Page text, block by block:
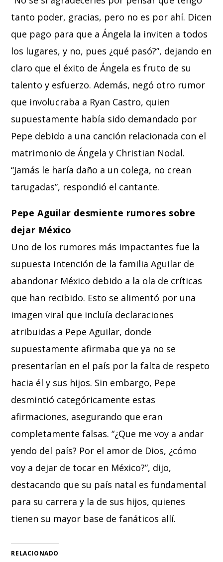
tanto poder, gracias, pero no es por ahí. Dicen
que pago para que a Ángela la inviten a todos
los lugares, y no, pues ¿qué pasó?”, dejando en
claro que el éxito de Ángela es fruto de su
talento y esfuerzo. Además, negó otro rumor
que involucraba a Ryan Castro, quien
supuestamente había sido demandado por
Pepe debido a una canción relacionada con el
matrimonio de Ángela y Christian Nodal.
“Jamás le haría daño a un colega, no crean
tarugadas”, respondió el cantante.
Pepe Aguilar desmiente rumores sobre
dejar México
Uno de los rumores más impactantes fue la
supuesta intención de la familia Aguilar de
abandonar México debido a la ola de críticas
que han recibido. Esto se alimentó por una
imagen viral que incluía declaraciones
atribuidas a Pepe Aguilar, donde
supuestamente afirmaba que ya no se
presentarían en el país por la falta de respeto
hacia él y sus hijos. Sin embargo, Pepe
desmintió categóricamente estas
afirmaciones, asegurando que eran
completamente falsas. “¿Que me voy a andar
yendo del país? Por el amor de Dios, ¿cómo
voy a dejar de tocar en México?”, dijo,
destacando que su país natal es fundamental
para su carrera y la de sus hijos, quienes
tienen su mayor base de fanáticos allí.
RELACIONADO